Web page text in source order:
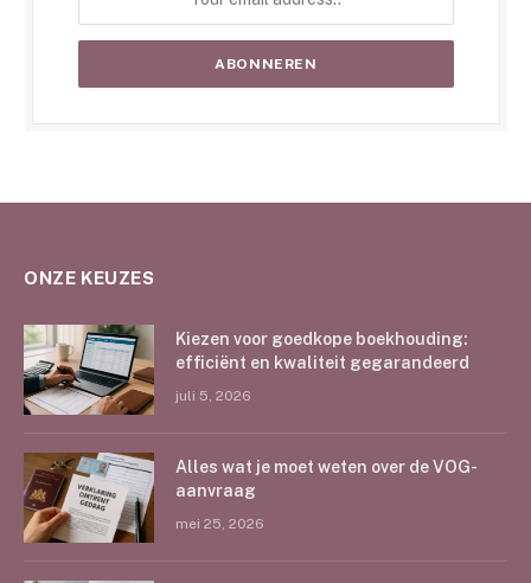
ONZE KEUZES
Kiezen voor goedkope boekhouding:
efficiënt en kwaliteit gegarandeerd
juli 5, 2026
Alles wat je moet weten over de VOG-
aanvraag
mei 25, 2026